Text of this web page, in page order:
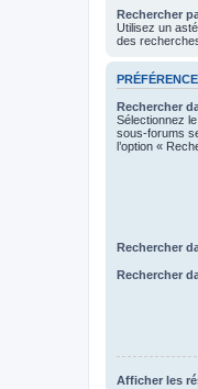
Rechercher
Utilisez un
des
Rechercher
Sélectionnez
sous-forums
l’option «
Rechercher
Rechercher
Afficher les